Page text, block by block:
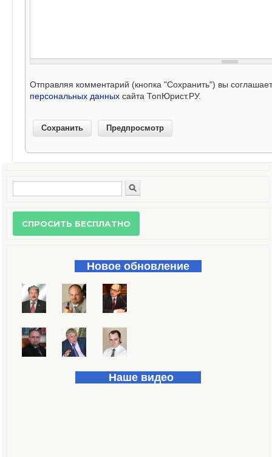
Отправляя комментарий (кнопка "Сохранить") вы
персональных данных сайта ТопЮрист.РУ.
Форма поиска
Новое обновление
Наше видео